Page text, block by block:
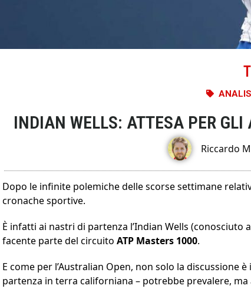
INDIAN WELLS: ATTESA PER
Riccardo
Dopo le infinite polemiche delle scorse settimane
cronache sportive.
È infatti ai nastri di partenza l’Indian Wells (conosciuto
facente parte del circuito ATP Masters 1000.
E come per l’Australian Open, non solo la
partenza in terra californiana – potrebbe prevalere,